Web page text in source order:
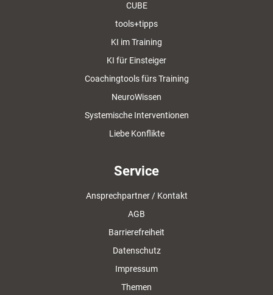
CUBE
tools+tipps
KI im Training
KI für Einsteiger
Coachingtools fürs Training
NeuroWissen
Systemische Interventionen
Liebe Konflikte
Service
Ansprechpartner / Kontakt
AGB
Barrierefreiheit
Datenschutz
Impressum
Themen